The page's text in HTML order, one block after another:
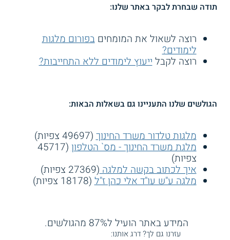
תודה שבחרת לבקר באתר שלנו:
רוצה לשאול את המומחיםבפורום מלגות
לימודים?
רוצה לקבלייעוץ לימודים ללא התחייבות?
הגולשים שלנו התעניינו גם בשאלות הבאות:
מלגות טלדור משרד החינוך(49697 צפיות)
מלגת משרד החינוך - מס` הטלפון (45717
צפיות)
איך לכתוב בקשה למלגה(27369 צפיות)
מלגה ע"ש עו"ד אלי כהן ז"ל(18178 צפיות)
המידע באתר הועיל ל87% מהגולשים.
עזרנו גם לך? דרג אותנו: